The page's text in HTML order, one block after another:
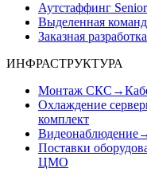
Аутстаффинг Senior
Выделенная
Заказная разработка
ИНФРАСТРУКТУРА
Монтаж СКС →
Охлаждение
комплект
Видеонаблюдение
Поставки
ЦМО